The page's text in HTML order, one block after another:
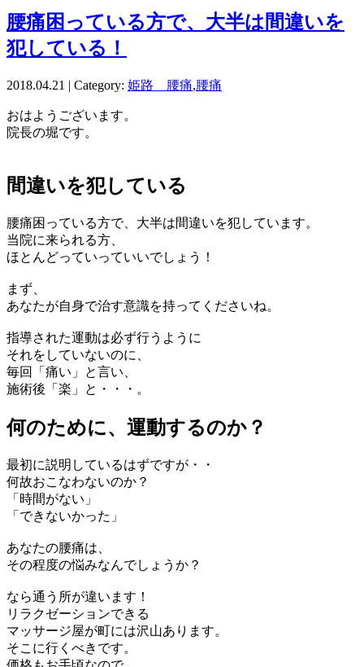
腰痛困っている方で、大半は間違いを
犯している！
2018.04.21 | Category: 姫路 腰痛,腰痛
おはようございます。
院長の堀です。
間違いを犯している
腰痛困っている方で、大半は間違いを犯しています。
当院に来られる方、
ほとんどっていっていいでしょう！
まず、
あなたが自身で治す意識を持ってくださいね。
指導された運動は必ず行うように
それをしていないのに、
毎回「痛い」と言い、
施術後「楽」と・・・。
何のために、運動するのか？
最初に説明しているはずですが・・
何故おこなわないのか？
「時間がない」
「できないかった」
あなたの腰痛は、
その程度の悩みなんでしょうか？
なら通う所が違います！
リラクゼーションできる
マッサージ屋が町には沢山あります。
そこに行くべきです。